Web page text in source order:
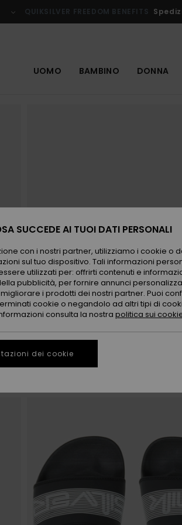
QUIKSILVER FREEDOM BENEFITS
UOMO BAMBINO DONNA
SUCCEDE AI TUOI DATI PERSONALI
con i nostri partner, utilizziamo i cookie
sul tuo dispositivo. Tali informazioni
utilizzati per: offrirti contenuti e
pubblicità, per fornire annunci
i prodotti dei nostri partner. Puoi
cookie o negandolo ad altri tipi di
consulta la nostra politica sui
dei cookie